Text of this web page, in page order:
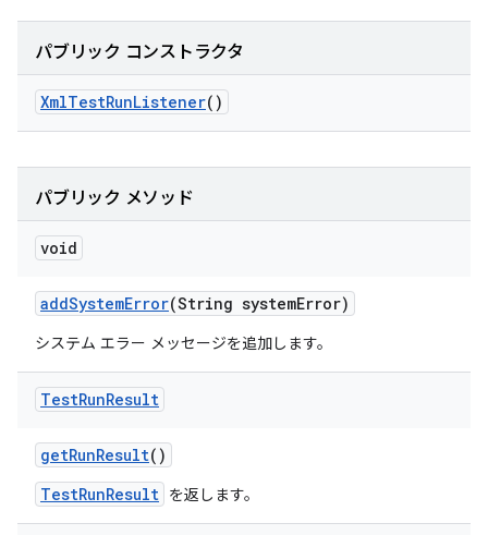
パブリック コンストラクタ
XmlTestRunListener()
パブリック メソッド
void
addSystemError(String systemError)
システム エラー メッセージを追加します。
TestRunResult
getRunResult()
TestRunResult を返します。